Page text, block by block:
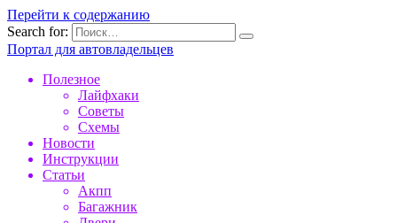
Перейти к содержанию
Search for:
Портал для автовладельцев
Полезное
Лайфхаки
Советы
Схемы
Новости
Инструкции
Статьи
Акпп
Багажник